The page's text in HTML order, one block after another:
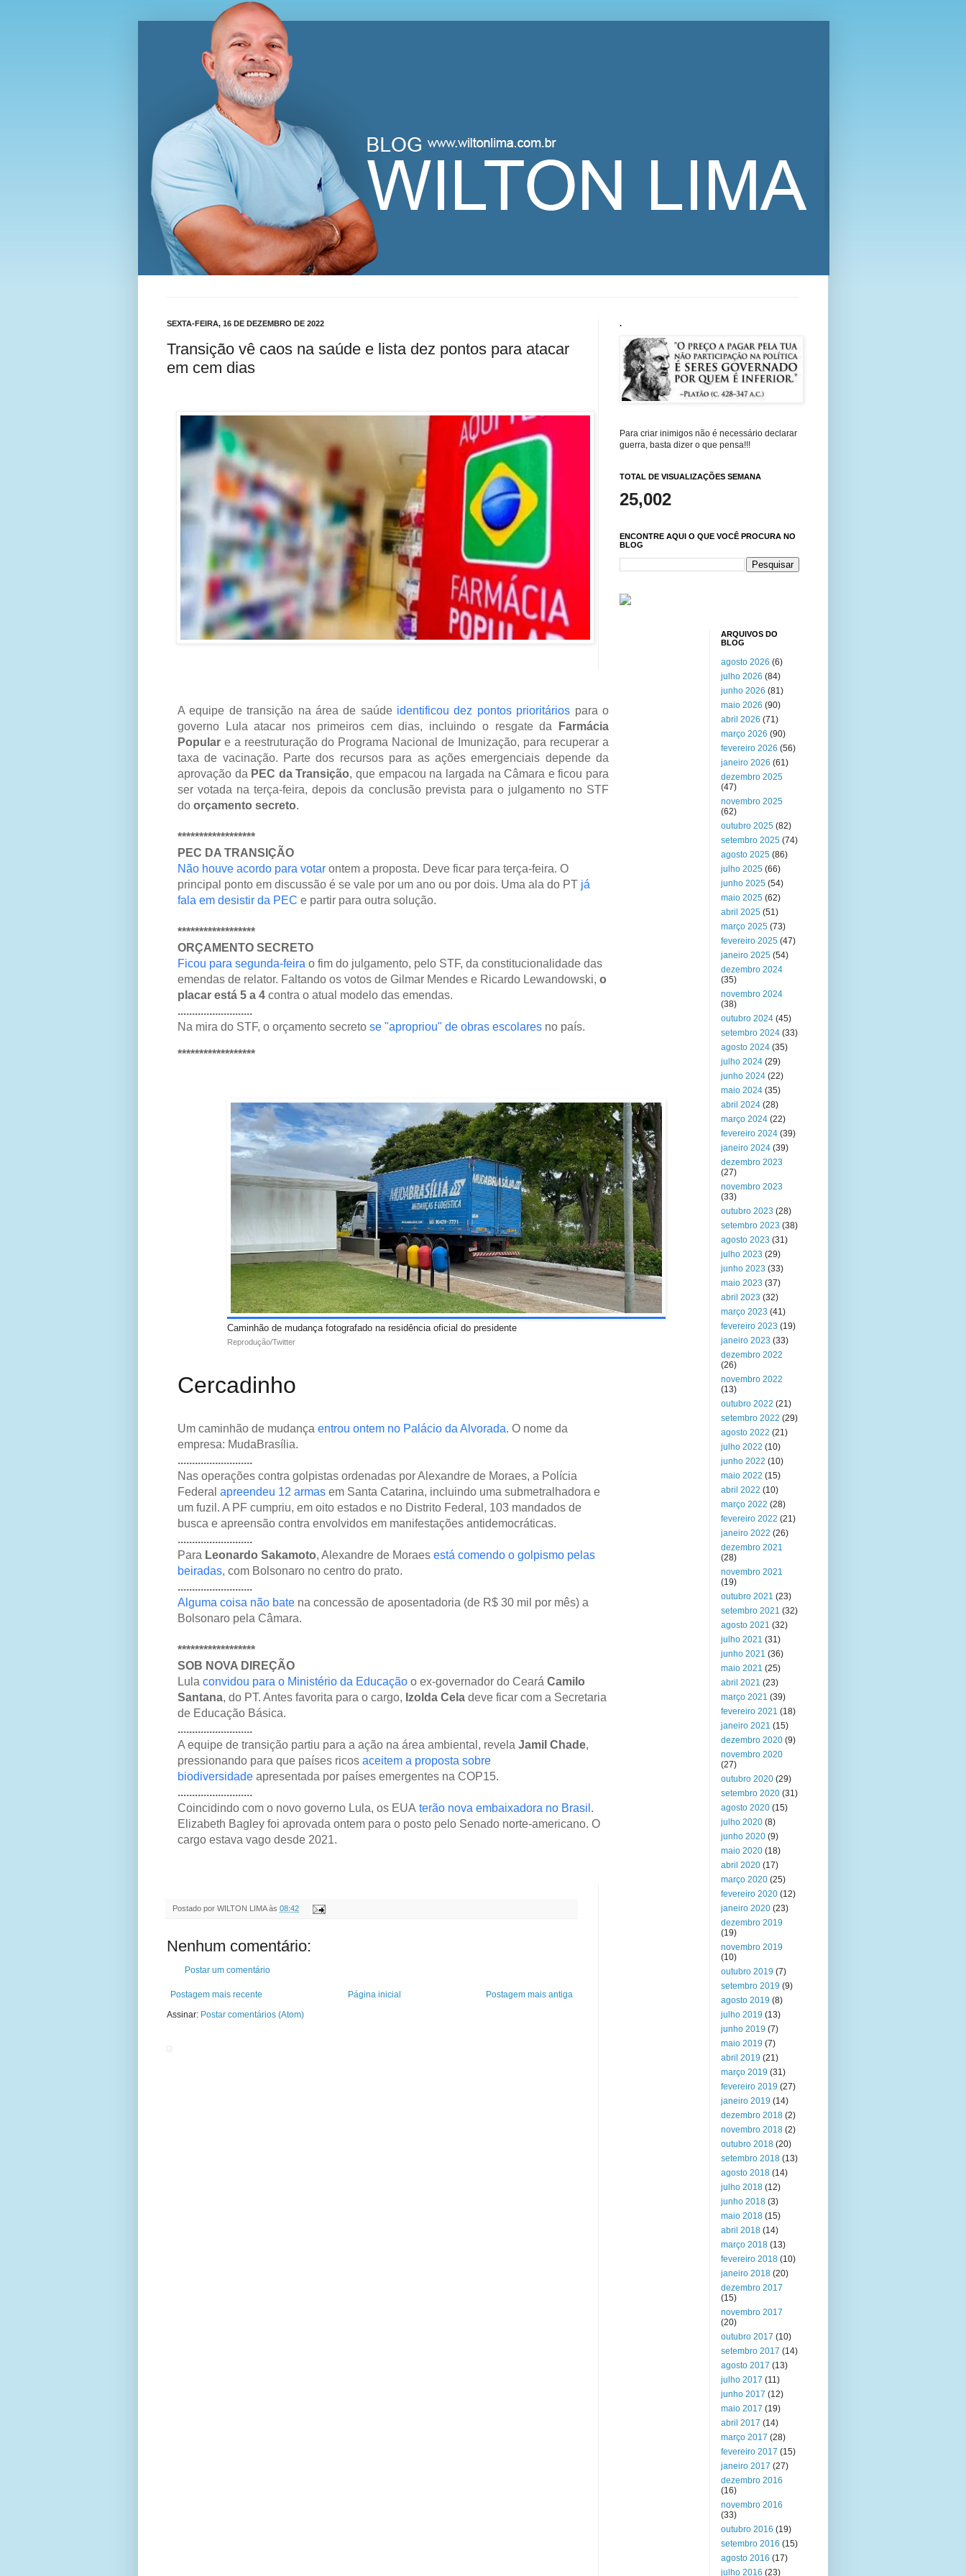
Blog Wilton Lima
SEXTA-FEIRA, 16 DE DEZEMBRO DE 2022
Transição vê caos na saúde e lista dez pontos para atacar
em cem dias
A equipe de transição na área de saúde identificou dez pontos prioritários para o
governo Lula atacar nos primeiros cem dias, incluindo o resgate da
Farmácia
Popular e a reestruturação do Programa Nacional de Imunização, para recuperar a
taxa de vacinação. Parte dos recursos para as ações emergenciais depende da
aprovação da PEC da Transição, que empacou na largada na Câmara e ficou para
ser votada na terça-feira, depois da conclusão prevista para o julgamento no STF
do orçamento secreto.
******************
PEC DA TRANSIÇÃO
Não houve acordo para votar ontem a proposta. Deve ficar para terça-feira. O
principal ponto em discussão é se vale por um ano ou por dois. Uma ala do PT já
fala em desistir da PEC e partir para outra solução.
******************
ORÇAMENTO SECRETO
Ficou para segunda-feira o fim do julgamento, pelo STF, da constitucionalidade das
emendas de relator. Faltando os votos de Gilmar Mendes e Ricardo Lewandowski, o
placar está 5 a 4 contra o atual modelo das emendas.
..........................
Na mira do STF, o orçamento secreto se "apropriou" de obras escolares no país.
******************
Caminhão de mudança fotografado na residência oficial do presidente
Reprodução/Twitter
Cercadinho
Um caminhão de mudança entrou ontem no Palácio da Alvorada. O nome da
empresa: MudaBrasília.
..........................
Nas operações contra golpistas ordenadas por Alexandre de Moraes, a Polícia
Federal apreendeu 12 armas em Santa Catarina, incluindo uma submetralhadora e
um fuzil. A PF cumpriu, em oito estados e no Distrito Federal, 103 mandados de
busca e apreensão contra envolvidos em manifestações antidemocráticas.
..........................
Para Leonardo Sakamoto, Alexandre de Moraes está comendo o golpismo pelas
beiradas, com Bolsonaro no centro do prato.
..........................
Alguma coisa não bate na concessão de aposentadoria (de R$ 30 mil por mês) a
Bolsonaro pela Câmara.
******************
SOB NOVA DIREÇÃO
Lula convidou para o Ministério da Educação o ex-governador do Ceará Camilo
Santana, do PT. Antes favorita para o cargo, Izolda Cela deve ficar com a Secretaria
de Educação Básica.
..........................
A equipe de transição partiu para a ação na área ambiental, revela Jamil Chade,
pressionando para que países ricos aceitem a proposta sobre
biodiversidade apresentada por países emergentes na COP15.
..........................
Coincidindo com o novo governo Lula, os EUA terão nova embaixadora no Brasil .
Elizabeth Bagley foi aprovada ontem para o posto pelo Senado norte-americano. O
cargo estava vago desde 2021.
Postado por WILTON LIMA às 08:42
Nenhum comentário:
Postar um comentário
Postagem mais recente Postagem mais antiga
Página inicial
Assinar: Postar comentários (Atom)
.
Para criar inimigos não é necessário declarar
guerra, basta dizer o que pensa!!!
TOTAL DE VISUALIZAÇÕES SEMANA
25,002
ENCONTRE AQUI O QUE VOCÊ PROCURA NO
BLOG
ARQUIVOS DO
BLOG
agosto 2026 (6)
julho 2026 (84)
junho 2026 (81)
maio 2026 (90)
abril 2026 (71)
março 2026 (90)
fevereiro 2026 (56)
janeiro 2026 (61)
dezembro 2025
(47)
novembro 2025
(62)
outubro 2025 (82)
setembro 2025 (74)
agosto 2025 (86)
julho 2025 (66)
junho 2025 (54)
maio 2025 (62)
abril 2025 (51)
março 2025 (73)
fevereiro 2025 (47)
janeiro 2025 (54)
dezembro 2024
(35)
novembro 2024
(38)
outubro 2024 (45)
setembro 2024 (33)
agosto 2024 (35)
julho 2024 (29)
junho 2024 (22)
maio 2024 (35)
abril 2024 (28)
março 2024 (22)
fevereiro 2024 (39)
janeiro 2024 (39)
dezembro 2023
(27)
novembro 2023
(33)
outubro 2023 (28)
setembro 2023 (38)
agosto 2023 (31)
julho 2023 (29)
junho 2023 (33)
maio 2023 (37)
abril 2023 (32)
março 2023 (41)
fevereiro 2023 (19)
janeiro 2023 (33)
dezembro 2022
(26)
novembro 2022
(13)
outubro 2022 (21)
setembro 2022 (29)
agosto 2022 (21)
julho 2022 (10)
junho 2022 (10)
maio 2022 (15)
abril 2022 (10)
março 2022 (28)
fevereiro 2022 (21)
janeiro 2022 (26)
dezembro 2021
(28)
novembro 2021
(19)
outubro 2021 (23)
setembro 2021 (32)
agosto 2021 (32)
julho 2021 (31)
junho 2021 (36)
maio 2021 (25)
abril 2021 (23)
março 2021 (39)
fevereiro 2021 (18)
janeiro 2021 (15)
dezembro 2020 (9)
novembro 2020
(27)
outubro 2020 (29)
setembro 2020 (31)
agosto 2020 (15)
julho 2020 (8)
junho 2020 (9)
maio 2020 (18)
abril 2020 (17)
março 2020 (25)
fevereiro 2020 (12)
janeiro 2020 (23)
dezembro 2019
(19)
novembro 2019
(10)
outubro 2019 (7)
setembro 2019 (9)
agosto 2019 (8)
julho 2019 (13)
junho 2019 (7)
maio 2019 (7)
abril 2019 (21)
março 2019 (31)
fevereiro 2019 (27)
janeiro 2019 (14)
dezembro 2018 (2)
novembro 2018 (2)
outubro 2018 (20)
setembro 2018 (13)
agosto 2018 (14)
julho 2018 (12)
junho 2018 (3)
maio 2018 (15)
abril 2018 (14)
março 2018 (13)
fevereiro 2018 (10)
janeiro 2018 (20)
dezembro 2017
(15)
novembro 2017
(20)
outubro 2017 (10)
setembro 2017 (14)
agosto 2017 (13)
julho 2017 (11)
junho 2017 (12)
maio 2017 (19)
abril 2017 (14)
março 2017 (28)
fevereiro 2017 (15)
janeiro 2017 (27)
dezembro 2016
(16)
novembro 2016
(33)
outubro 2016 (19)
setembro 2016 (15)
agosto 2016 (17)
julho 2016 (23)